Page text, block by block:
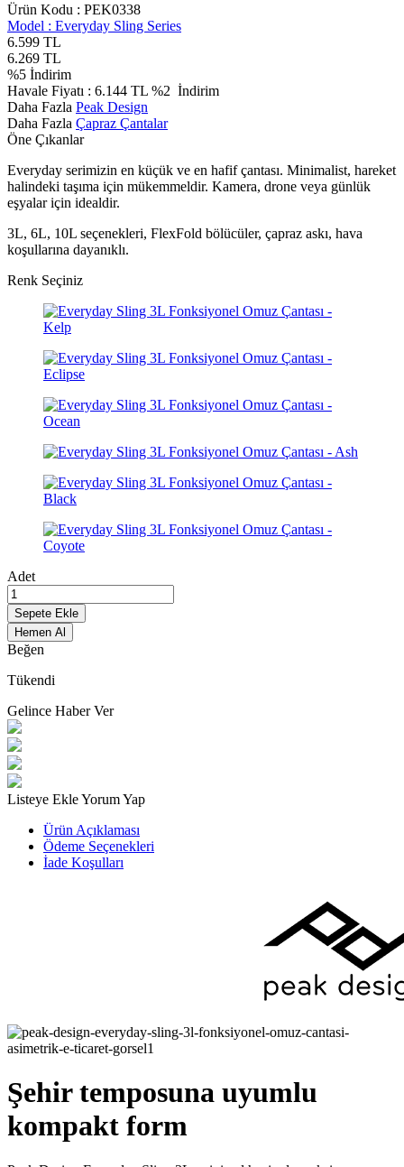
Ürün Kodu : PEK0338
Model : Everyday Sling Series
6.599 TL
6.269 TL
%5 İndirim
Havale Fiyatı : 6.144 TL %2 İndirim
Daha Fazla Peak Design
Daha Fazla Çapraz Çantalar
Öne Çıkanlar
Everyday serimizin en küçük ve en hafif çantası. Minimalist, hareket
halindeki taşıma için mükemmeldir. Kamera, drone veya günlük
eşyalar için idealdir.
3L, 6L, 10L seçenekleri, FlexFold bölücüler, çapraz askı, hava
koşullarına dayanıklı.
Renk Seçiniz
Adet
Sepete Ekle
Hemen Al
Beğen
Tükendi
Gelince Haber Ver
Listeye EkleYorum Yap
Ürün Açıklaması
Ödeme Seçenekleri
İade Koşulları
Şehir temposuna uyumlu
kompakt form